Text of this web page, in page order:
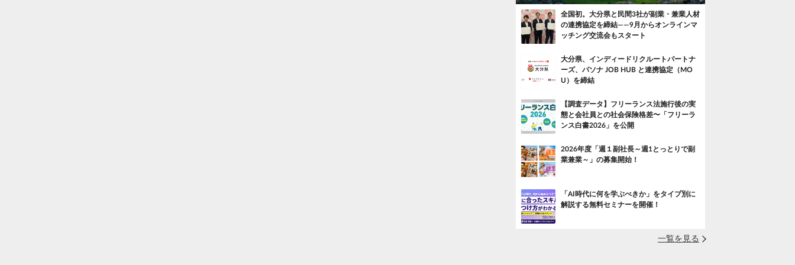
全国初。大分県と民間3社が副業・兼業人材
の連携協定を締結——9月からオンラインマ
ッチング交流会もスタート
大分県、インディードリクルートパートナ
ーズ、パソナ JOB HUB と連携協定（MO
U）を締結
【調査データ】フリーランス法施行後の実
態と会社員との社会保険格差〜「フリーラ
ンス白書2026」を公開
2026年度「週１副社長～週1とっとりで副
業兼業～」の募集開始！
「AI時代に何を学ぶべきか」をタイプ別に
解説する無料セミナーを開催！
一覧を見る